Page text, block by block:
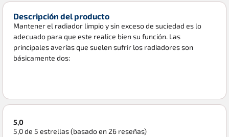
Descripción del producto
Mantener el radiador limpio y sin exceso de suciedad es lo
adecuado para que este realice bien su función. Las
principales averías que suelen sufrir los radiadores son
básicamente dos:
5,0
5,0 de 5 estrellas (basado en 26 reseñas)